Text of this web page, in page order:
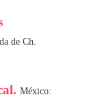
de Ch.
México: